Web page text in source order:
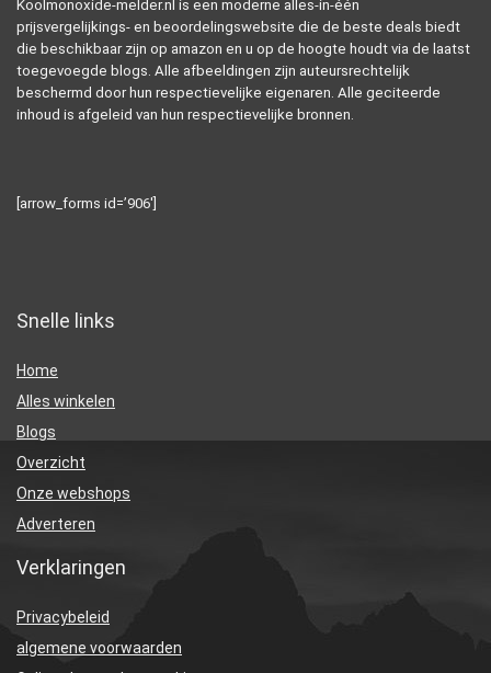
Koolmonoxide-melder.nl is een moderne alles-in-één
prijsvergelijkings- en beoordelingswebsite die de beste deals biedt
die beschikbaar zijn op amazon en u op de hoogte houdt via de laatst
toegevoegde blogs. Alle afbeeldingen zijn auteursrechtelijk
beschermd door hun respectievelijke eigenaren. Alle geciteerde
inhoud is afgeleid van hun respectievelijke bronnen.
[arrow_forms id=’906′]
Snelle links
Home
Alles winkelen
Blogs
Overzicht
Onze webshops
Adverteren
Verklaringen
Privacybeleid
algemene voorwaarden